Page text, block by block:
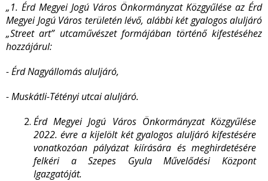
„1. Érd Megyei Jogú Város Önkormányzat Közgyűlése az Érd
Megyei Jogú Város területén lévő, alábbi két gyalogos aluljáró
„Street art” utcaművészet formájában történő kifestéséhez
hozzájárul:
- Érd Nagyállomás aluljáró,
- Muskátli-Tétényi utcai aluljáró.
Érd Megyei Jogú Város Önkormányzat Közgyűlése
2022. évre a kijelölt két gyalogos aluljáró kifestésére
vonatkozóan pályázat kiírására és meghirdetésére
felkéri a Szepes Gyula Művelődési Központ
Igazgatóját.